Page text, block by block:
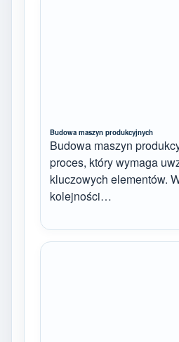
Budowa maszyn produkcyjnych
Budowa maszyn
proces, który wymaga
kluczowych elementów.
kolejności…